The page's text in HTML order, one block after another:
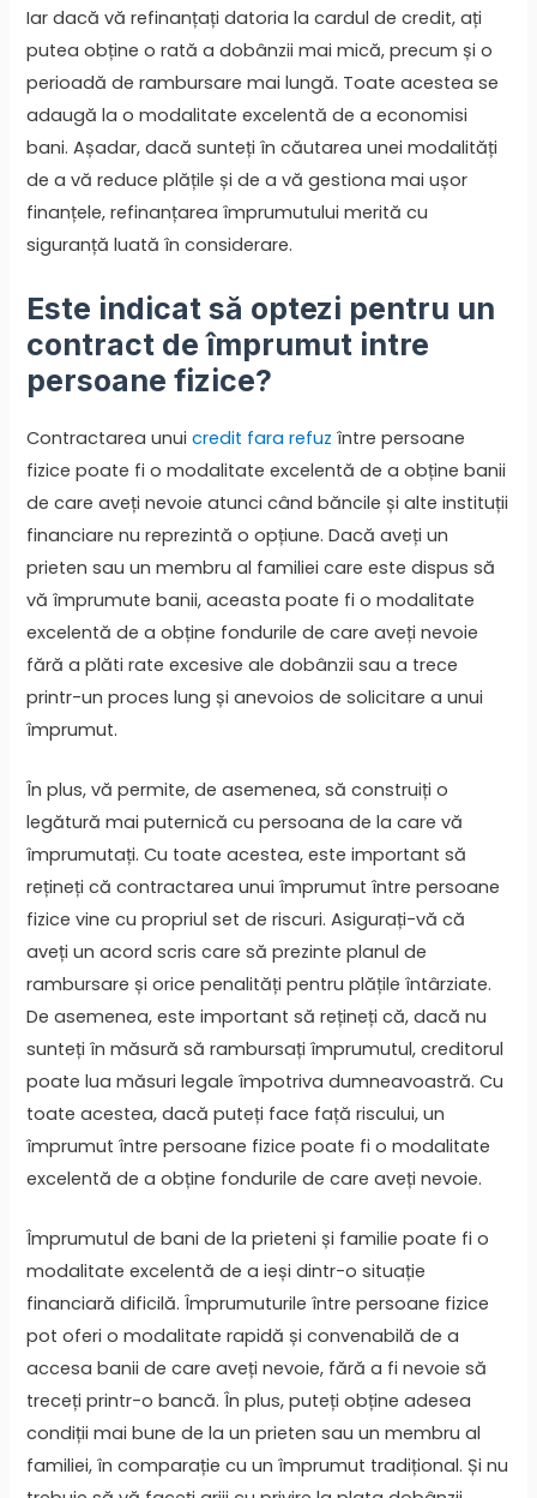
Iar dacă vă refinanțați datoria la cardul de credit, ați
putea obține o rată a dobânzii mai mică, precum și o
perioadă de rambursare mai lungă. Toate acestea se
adaugă la o modalitate excelentă de a economisi
bani. Așadar, dacă sunteți în căutarea unei modalități
de a vă reduce plățile și de a vă gestiona mai ușor
finanțele, refinanțarea împrumutului merită cu
siguranță luată în considerare.
Este indicat să optezi pentru un
contract de împrumut intre
persoane fizice?
Contractarea unuicredit fara refuz între persoane
fizice poate fi o modalitate excelentă de a obține banii
de care aveți nevoie atunci când băncile și alte instituții
financiare nu reprezintă o opțiune. Dacă aveți un
prieten sau un membru al familiei care este dispus să
vă împrumute banii, aceasta poate fi o modalitate
excelentă de a obține fondurile de care aveți nevoie
fără a plăti rate excesive ale dobânzii sau a trece
printr-un proces lung și anevoios de solicitare a unui
împrumut.
În plus, vă permite, de asemenea, să construiți o
legătură mai puternică cu persoana de la care vă
împrumutați. Cu toate acestea, este important să
rețineți că contractarea unui împrumut între persoane
fizice vine cu propriul set de riscuri. Asigurați-vă că
aveți un acord scris care să prezinte planul de
rambursare și orice penalități pentru plățile întârziate.
De asemenea, este important să rețineți că, dacă nu
sunteți în măsură să rambursați împrumutul, creditorul
poate lua măsuri legale împotriva dumneavoastră. Cu
toate acestea, dacă puteți face față riscului, un
împrumut între persoane fizice poate fi o modalitate
excelentă de a obține fondurile de care aveți nevoie.
Împrumutul de bani de la prieteni și familie poate fi o
modalitate excelentă de a ieși dintr-o situație
financiară dificilă. Împrumuturile între persoane fizice
pot oferi o modalitate rapidă și convenabilă de a
accesa banii de care aveți nevoie, fără a fi nevoie să
treceți printr-o bancă. În plus, puteți obține adesea
condiții mai bune de la un prieten sau un membru al
familiei, în comparație cu un împrumut tradițional. Și nu